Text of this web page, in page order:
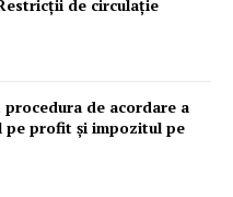
de circulație
de acordare a
profit și impozitul pe